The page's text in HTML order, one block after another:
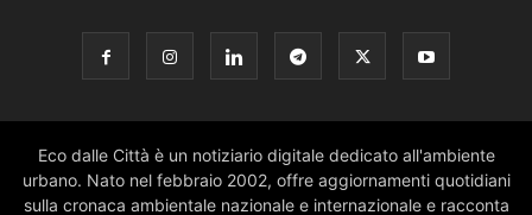
Eco dalle Città è un notiziario digitale dedicato all'ambiente
urbano. Nato nel febbraio 2002, offre aggiornamenti quotidiani
sulla cronaca ambientale nazionale e internazionale e racconta